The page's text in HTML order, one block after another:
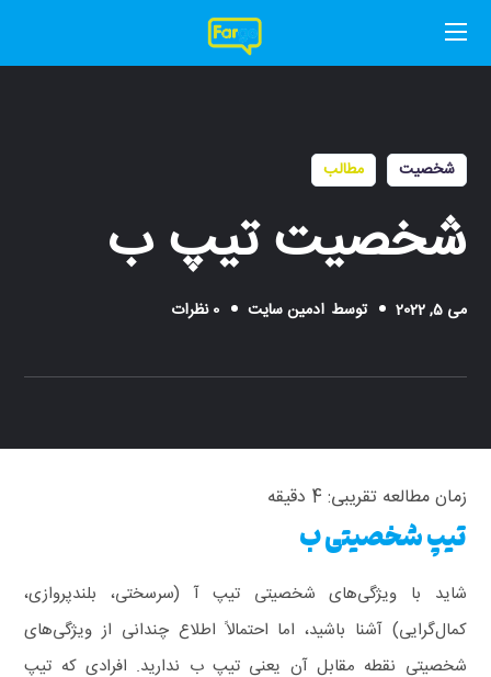
شخصیت مطالب
شخصیت تیپ ب
می 5, 2022 توسط ادمین سایت 0 نظرات
زمان مطالعه تقریبی: 4 دقیقه
تیپ شخصیتی ب
شاید با ویژگی‌های شخصیتی تیپ آ (سرسختی، بلندپروازی،
کمال‌گرایی) آشنا باشید، اما احتمالاً اطلاع چندانی از ویژگی‌های
شخصیتی نقطه مقابل آن یعنی تیپ ب ندارید. افرادی که تیپ